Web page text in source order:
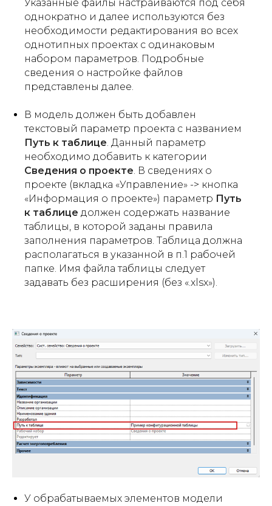
Указанные файлы настраиваются под себя
однократно и далее используются без
необходимости редактирования во всех
однотипных проектах с одинаковым
набором параметров. Подробные
сведения о настройке файлов
представлены далее.
В модель должен быть добавлен
текстовый параметр проекта с названием
Путь к таблице . Данный параметр
необходимо добавить к категории
Сведения о проекте . В сведениях о
проекте (вкладка «Управление» -> кнопка
«Информация о проекте») параметр Путь
к таблице должен содержать название
таблицы, в которой заданы правила
заполнения параметров. Таблица должна
располагаться в указанной в п.1 рабочей
папке. Имя файла таблицы следует
задавать без расширения (без «.xlsx»).
У обрабатываемых элементов модели